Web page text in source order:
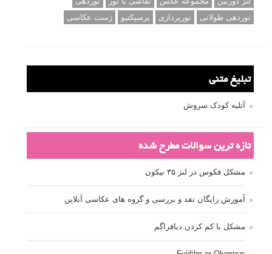
نوردهی طولانی
نورپردازی پرسپکتیو ژست عکاسی
تبلیغ متنی
آتلیه کودک سروش
تازه ترین سوالات مطرح شده
مشکل فکوس در لنز ۳۵ نیکون
آموزش رایگان نقد و بررسی و گروه های عکاسی آنلاین
مشکل با کم کردن دیافراگم